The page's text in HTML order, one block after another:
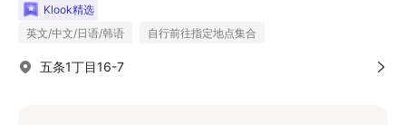
Klook精选
英文/中文/日语/韩语
自行前往指定地点集合
五条1丁目16-7